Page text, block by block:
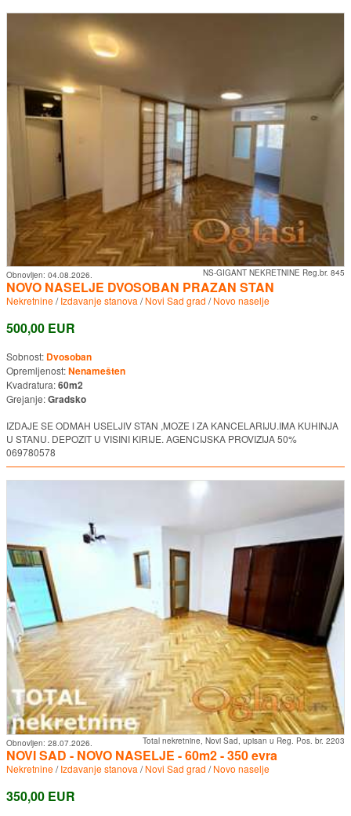
NS-GIGANT NEKRETNINE Reg.br. 845
Obnovljen: 04.08.2026.
NOVO NASELJE DVOSOBAN PRAZAN STAN
Nekretnine/Izdavanje stanova /Novi Sad grad /Novo naselje
500,00 EUR
Sobnost: Dvosoban
Opremljenost:Nenamešten
Kvadratura:60m2
Grejanje:Gradsko
IZDAJE SE ODMAH USELJIV STAN ,MOZE I ZA KANCELARIJU.IMA KUHINJA
U STANU. DEPOZIT U VISINI KIRIJE. AGENCIJSKA PROVIZIJA 50%
069780578
Total nekretnine, Novi Sad, upisan u Reg. Pos. br. 2203
Obnovljen: 28.07.2026.
NOVI SAD - NOVO NASELJE - 60m2 - 350 evra
Nekretnine/Izdavanje stanova /Novi Sad grad /Novo naselje
350,00 EUR